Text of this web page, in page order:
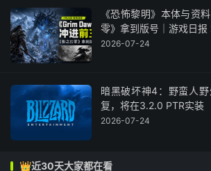
《恐怖黎明》本体与资
零》拿到版号｜游戏日
2026-07-24
暗黑破坏神4：野蛮人
复，将在3.2.0 PTR实装
2026-07-24
👑近30天大家都在看